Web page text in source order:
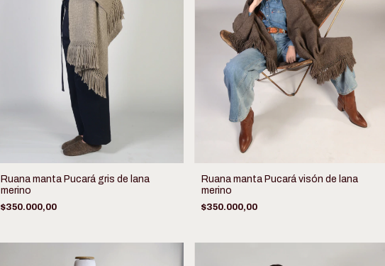
Ruana manta Pucará gris de lana
merino
$350.000,00
Ruana manta Pucará visón de lana
merino
$350.000,00